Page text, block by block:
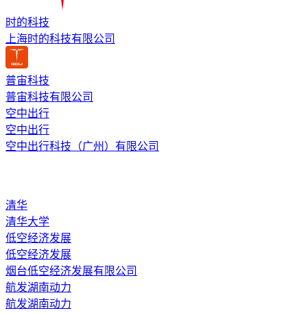
时的科技
上海时的科技有限公司
普宙科技
普宙科技有限公司
空中出行
空中出行
空中出行科技（广州）有限公司
清华
清华大学
低空经济发展
低空经济发展
烟台低空经济发展有限公司
航发湖南动力
航发湖南动力